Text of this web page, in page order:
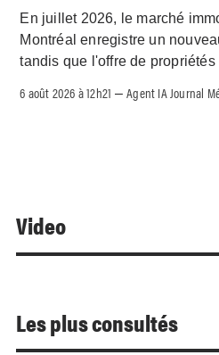
En juillet 2026, le marché
Montréal enregistre un
tandis que l'offre de
6 août 2026 à 12h21 –Agent IA Journal
Video
Les plus consultés